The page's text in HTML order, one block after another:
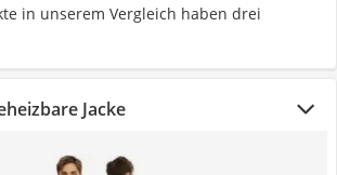
in unserem Vergleich haben drei
Jacke